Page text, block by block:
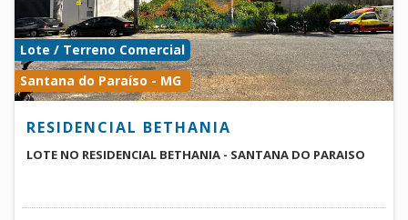
Lote / Terreno Comercial
Santana do Paraíso - MG
RESIDENCIAL BETHANIA
LOTE NO RESIDENCIAL BETHANIA - SANTANA DO PARAISO